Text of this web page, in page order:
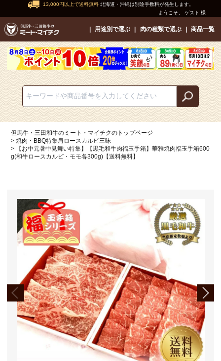
13,000円以上で送料無料 北海道・沖縄は別途手数料が発生します。
ようこそ、 ゲスト 様
用途別で選ぶ 肉の種類で選ぶ 商品一覧
但馬牛・三田和牛のミート・マイチクのトップページ
焼肉・BBQ特集肩ロースカルビ三昧
【お中元暑中見舞い特集】【黒毛和牛肉福玉手箱】華雅焼肉福玉手箱600
g(和牛ロースカルビ・モモ各300g)【送料無料】